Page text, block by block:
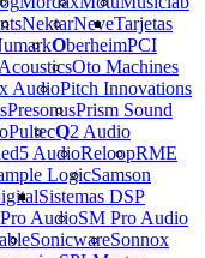
NektarNeve
Oberheim
Oto Machines
AudioPitch Innovations
PresonusPrism Sound
PultecQ2 Audio
AudioReloopRME
LogicSamson
AudioSM Pro Audio
SonicwareSonnox
Tarjetas
PCI
Sistemas DSP